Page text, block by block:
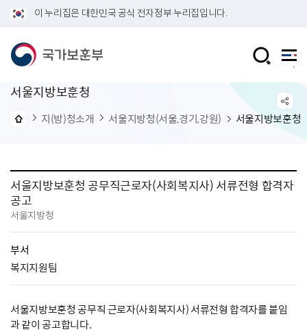
이 누리집은 대한민국 공식 전자정부 누리집입니다.
서울지방보훈청
지(방)청소개 서울지방청(서울,경기,강원) 서울지방보훈청
서울지방보훈청 공무직근로자(사회복지사) 서류전형 합격자
공고
서울지방청
부서
복지지원팀
서울지방보훈청 공무직 근로자(사회복지사) 서류전형 합격자를 붙임
과 같이 공고합니다.